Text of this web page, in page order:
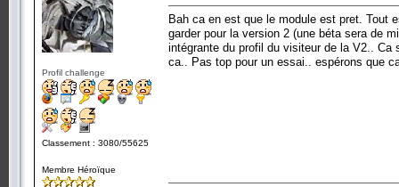
Profil challenge
Classement : 3080/55625
Membre Héroïque
Bah ca en est que le module est pret. Tout
garder pour la version 2 (une béta sera de
intégrante du profil du visiteur de la V2..
ca.. Pas top pour un essai.. espérons que